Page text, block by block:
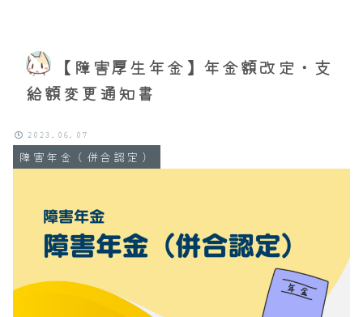
【障害厚生年金】年金額改定・支
給額変更通知書
障害年金（併合認定）
2023.06.07